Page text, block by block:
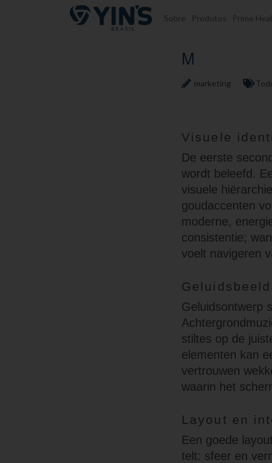
Pular para o conteúdo Sobre Produtos Prime
M
marketing
Visuele
De eerste
wordt beleefd.
visuele
goudaccenten
moderne,
consistentie;
voelt navigeren
Geluidsontwerp
stiltes op de
elementen kan
vertrouwen
waarin het
Layout en
Een goede
telt: sfeer en